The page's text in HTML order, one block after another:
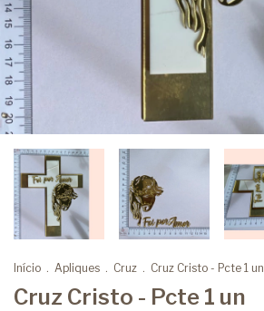
Início . Apliques . Cruz . Cruz Cristo - Pcte 1 un
Cruz Cristo - Pcte 1 un